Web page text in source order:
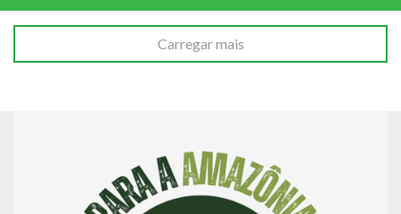
Carregar mais